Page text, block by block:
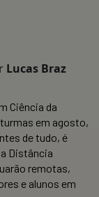
Lucas Braz
Ciência da
em agosto,
de tudo, é
Distância
remotas,
e alunos em